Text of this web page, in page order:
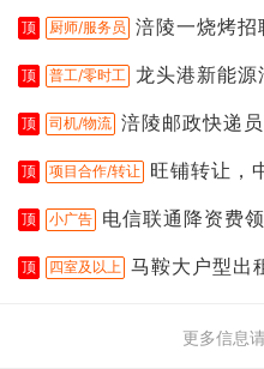
顶 厨师/服务员 涪陵一烧烤
顶 普工/零时工 龙头港新能源
顶 司机/物流 涪陵邮政快递员
顶 项目合作/转让 旺铺转让，
顶 小广告 电信联通降资费
顶 四室及以上 马鞍大户型出
更多信息